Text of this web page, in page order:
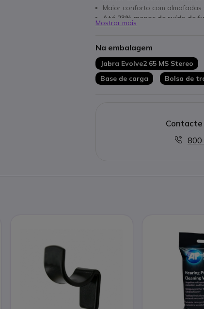
Maior conforto com almofadas
Até 23% menos de ruído de
Até 37h de autonomia e
Mostrar mais
Na embalagem
Jabra Evolve2 65 MS Stereo
Base de carga
Bolsa de
800